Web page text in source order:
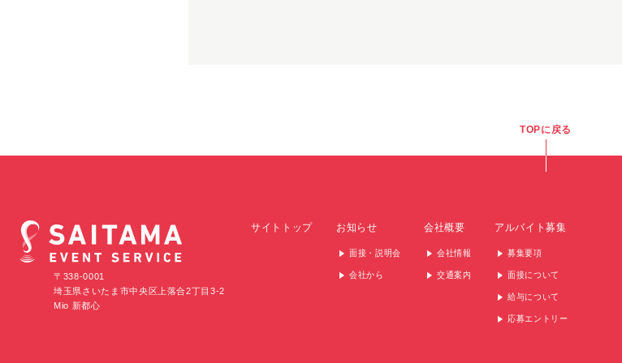
TOPに戻る
〒338-0001
埼玉県さいたま市中央区上落合2丁目3-2
Mio 新都心
サイトトップ お知らせ
面接・説明会
会社から
会社概要
会社情報
交通案内
アルバイト募集
募集要項
面接について
給与について
応募エントリー